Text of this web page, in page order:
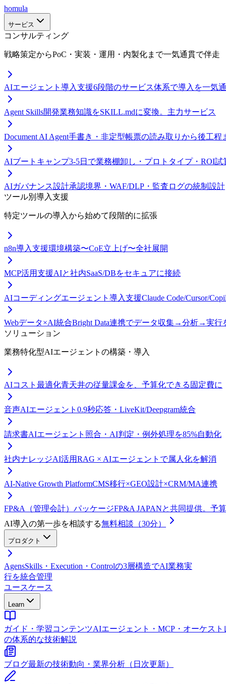
homula
サービス
コンサルティング
戦略策定からPoC・実装・運用・内製化まで一気通貫で伴走
AIエージェント導入支援6段階のサービス体系で導入を一気
Agent Skills開発業務知識をSKILL.mdに変換。主力サービス
Document AI Agent手書き・非定型帳票の読み取りから後工程
AIブートキャンプ3-5日で業務棚卸し・プロトタイプ・ROI試
AIガバナンス設計承認境界・WAF/DLP・監査ログの統制設計
ツール別導入支援
特定ツールの導入から始めて段階的に拡張
n8n導入支援環境構築〜CoE立上げ〜全社展開
MCP活用支援AIと社内SaaS/DBをセキュアに接続
AIコーディングエージェント導入支援Claude Code/Cursor/
Webデータ×AI統合Bright Data連携でデータ収集→分析→実行
ソリューション
業務特化型AIエージェントの構築・導入
AIコスト最適化青天井の従量課金を、予算化できる固定費に
音声AIエージェント 0.9秒応答・LiveKit/Deepgram統合
請求書AIエージェント 照合・AI判定・例外処理を85%自動化
社内ナレッジAI活用RAG × AIエージェントで属人化を解消
AI-Native Growth PlatformCMS移行×GEO設計×CRM/MA連携
FP&A（管理会計）パッケージFP&A JAPANと共同提供。予
AI導入の第一歩を相談する無料相談（30分）
プロダクト
AgensSkills・Execution・Controlの3層構造でAI業務実
行を統合管理
ユースケース
Learn
ガイド・学習コンテンツAIエージェント・MCP・オーケスト
の体系的な技術解説
ブログ最新の技術動向・業界分析（日次更新）